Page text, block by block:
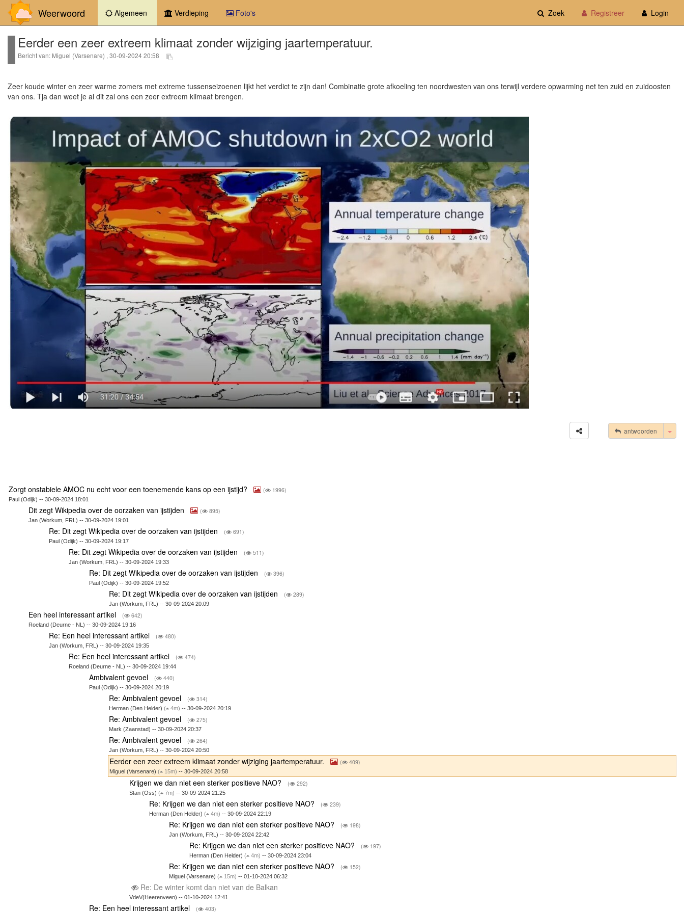
Weerwoord Algemeen (current)Verdieping Foto's Zoek Registreer Login
Eerder een zeer extreem klimaat zonder wijziging jaartemperatuur.
Bericht van: Miguel (Varsenare) , 30-09-2024 20:58
Zeer koude winter en zeer warme zomers met extreme tussenseizoenen lijkt het verdict te zijn dan! Combinatie grote afkoeling ten noordwesten van ons terwijl verdere opwarming net ten zuid en zuidoosten
van ons. Tja dan weet je al dit zal ons een zeer extreem klimaat brengen.
antwoorden
Zorgt onstabiele AMOC nu echt voor een toenemende kans op een ijstijd? ( 1996)
Paul (Odijk) -- 30-09-2024 18:01
Dit zegt Wikipedia over de oorzaken van ijstijden ( 895)
Jan (Workum, FRL) -- 30-09-2024 19:01
Re: Dit zegt Wikipedia over de oorzaken van ijstijden ( 691)
Paul (Odijk) -- 30-09-2024 19:17
Re: Dit zegt Wikipedia over de oorzaken van ijstijden ( 511)
Jan (Workum, FRL) -- 30-09-2024 19:33
Re: Dit zegt Wikipedia over de oorzaken van ijstijden ( 396)
Paul (Odijk) -- 30-09-2024 19:52
Re: Dit zegt Wikipedia over de oorzaken van ijstijden ( 289)
Jan (Workum, FRL) -- 30-09-2024 20:09
Een heel interessant artikel ( 642)
Roeland (Deurne - NL) -- 30-09-2024 19:16
Re: Een heel interessant artikel ( 480)
Jan (Workum, FRL) -- 30-09-2024 19:35
Re: Een heel interessant artikel ( 474)
Roeland (Deurne - NL) -- 30-09-2024 19:44
Ambivalent gevoel ( 440)
Paul (Odijk) -- 30-09-2024 20:19
Re: Ambivalent gevoel ( 314)
Herman (Den Helder)( 4m) -- 30-09-2024 20:19
Re: Ambivalent gevoel ( 275)
Mark (Zaanstad) -- 30-09-2024 20:37
Re: Ambivalent gevoel ( 264)
Jan (Workum, FRL) -- 30-09-2024 20:50
Eerder een zeer extreem klimaat zonder wijziging jaartemperatuur. ( 409)
Miguel (Varsenare)( 15m) -- 30-09-2024 20:58
Krijgen we dan niet een sterker positieve NAO? ( 292)
Stan (Oss) ( 7m) -- 30-09-2024 21:25
Re: Krijgen we dan niet een sterker positieve NAO? ( 239)
Herman (Den Helder) ( 4m) -- 30-09-2024 22:19
Re: Krijgen we dan niet een sterker positieve NAO? ( 198)
Jan (Workum, FRL) -- 30-09-2024 22:42
Re: Krijgen we dan niet een sterker positieve NAO? ( 197)
Herman (Den Helder) ( 4m) -- 30-09-2024 23:04
Re: Krijgen we dan niet een sterker positieve NAO? ( 152)
Miguel (Varsenare)( 15m) -- 01-10-2024 06:32
Re: De winter komt dan niet van de Balkan
VdeV(Heerenveen) -- 01-10-2024 12:41
Re: Een heel interessant artikel ( 403)